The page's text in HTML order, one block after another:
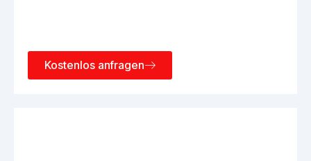
Kostenlos anfragen